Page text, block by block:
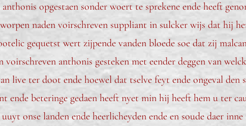
opgestaen sonder woert te sprekene ende heeft
naden voirschreven suppliant in sulcker wijs dat hij
gequetst wert zijpende vanden bloede soe dat zij
voirschreven anthonis gesteken met eender deggen van
live ter doot ende hoewel dat tselve feyt ende ongeval den
ende beteringe gedaen heeft nyet min hij heeft hem u ter
uuyt onse landen ende heerlicheyden ende en soude daer